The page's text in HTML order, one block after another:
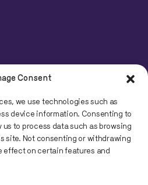
Consent
we use technologies such as
device information. Consenting to
to process data such as browsing
site. Not consenting or withdrawing
effect on certain features and